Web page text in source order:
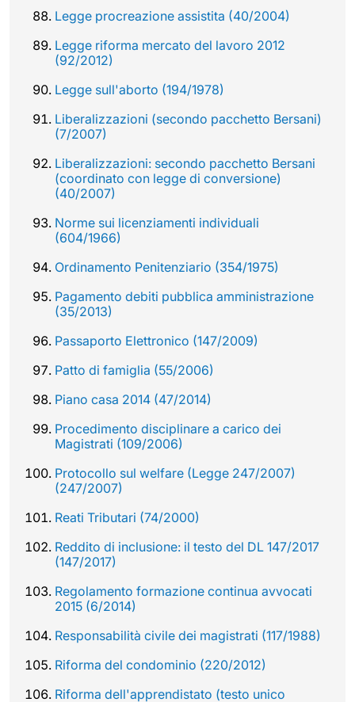
Legge procreazione assistita (40/2004)
Legge riforma mercato del lavoro 2012
(92/2012)
Legge sull'aborto (194/1978)
Liberalizzazioni (secondo pacchetto Bersani)
(7/2007)
Liberalizzazioni: secondo pacchetto Bersani
(coordinato con legge di conversione)
(40/2007)
Norme sui licenziamenti individuali
(604/1966)
Ordinamento Penitenziario (354/1975)
Pagamento debiti pubblica amministrazione
(35/2013)
Passaporto Elettronico (147/2009)
Patto di famiglia (55/2006)
Piano casa 2014 (47/2014)
Procedimento disciplinare a carico dei
Magistrati (109/2006)
Protocollo sul welfare (Legge 247/2007)
(247/2007)
Reati Tributari (74/2000)
Reddito di inclusione: il testo del DL 147/2017
(147/2017)
Regolamento formazione continua avvocati
2015 (6/2014)
Responsabilità civile dei magistrati (117/1988)
Riforma del condominio (220/2012)
Riforma dell'apprendistato (testo unico